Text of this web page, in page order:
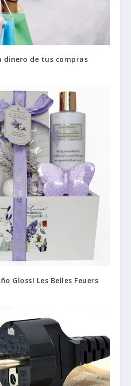
dinero de tus compras
Gloss! Les Belles Feuers